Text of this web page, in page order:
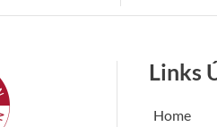
Links
Home